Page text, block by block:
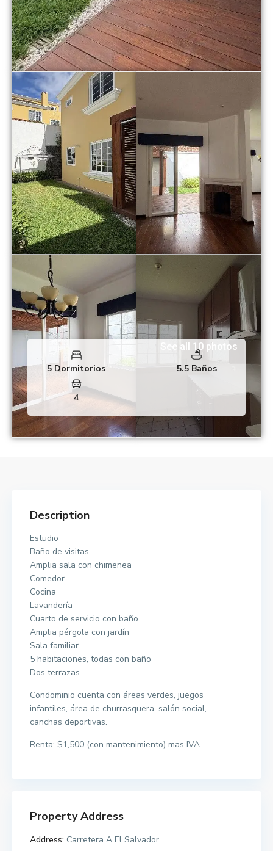
See all 10 photos
5 Dormitorios
5.5 Baños
4
Description
Estudio
Baño de visitas
Amplia sala con chimenea
Comedor
Cocina
Lavandería
Cuarto de servicio con baño
Amplia pérgola con jardín
Sala familiar
5 habitaciones, todas con baño
Dos terrazas
Condominio cuenta con áreas verdes, juegos
infantiles, área de churrasquera, salón social,
canchas deportivas.
Renta: $1,500 (con mantenimiento) mas IVA
Property Address
Address: Carretera A El Salvador